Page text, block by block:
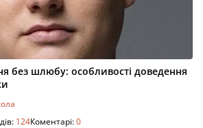
без шлюбу: особливості доведення
124Коментарі:0